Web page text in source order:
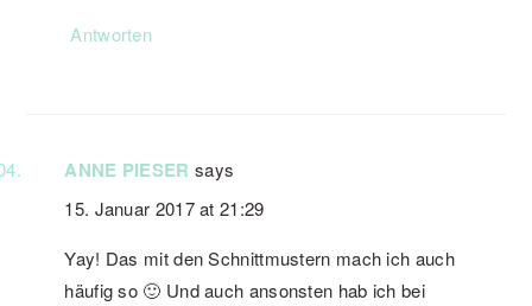
Antworten
ANNE PIESER says
15. Januar 2017 at 21:29
Yay! Das mit den Schnittmustern mach ich auch
häufig so 🙂 Und auch ansonsten hab ich bei